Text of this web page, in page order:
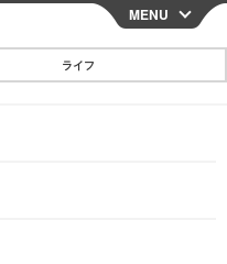
CLOSE
MENU
ライフ